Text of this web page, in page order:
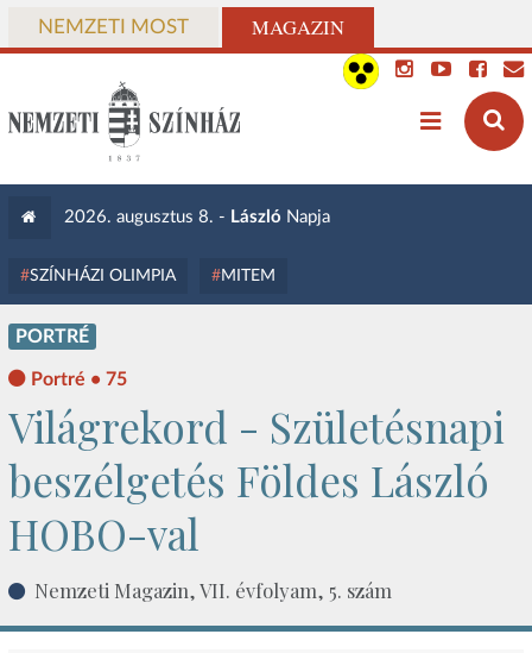
NEMZETI MOST MAGAZIN
2026. augusztus 8. - László Napja
SZÍNHÁZI OLIMPIA MITEM
PORTRÉ
Portré • 75
Világrekord - Születésnapi
beszélgetés Földes László
HOBO-val
Nemzeti Magazin, VII. évfolyam, 5. szám